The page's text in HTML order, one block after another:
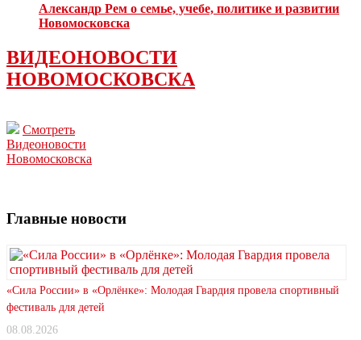
Александр Рем о семье, учебе, политике и развитии
Новомосковска
ВИДЕОНОВОСТИ
НОВОМОСКОВСКА
Смотреть
Видеоновости
Новомосковска
Главные новости
«Сила России» в «Орлёнке»: Молодая Гвардия провела спортивный
фестиваль для детей
08.08.2026